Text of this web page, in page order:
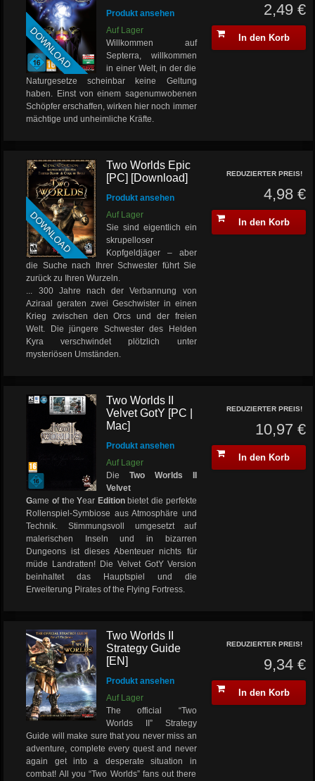
DOWNLOAD
Produkt ansehen
Auf Lager
Willkommen auf
Septerra, willkommen
in einer Welt, in der die
Naturgesetze scheinbar keine Geltung
haben. Einst von einem sagenumwobenen
Schöpfer erschaffen, wirken hier noch immer
mächtige und unheimliche Kräfte.
2,49 €
In den Korb
DOWNLOAD
Two Worlds Epic
[PC] [Download]
Produkt ansehen
Auf Lager
Sie sind eigentlich ein
skrupelloser
Kopfgeldjäger – aber
die Suche nach Ihrer Schwester führt Sie
zurück zu Ihren Wurzeln.
... 300 Jahre nach der Verbannung von
Aziraal geraten zwei Geschwister in einen
Krieg zwischen den Orcs und der freien
Welt. Die jüngere Schwester des Helden
Kyra verschwindet plötzlich unter
mysteriösen Umständen.
REDUZIERTER PREIS!
4,98 €
In den Korb
Two Worlds II
Velvet GotY [PC |
Mac]
Produkt ansehen
Auf Lager
DieTwo Worlds II
Velvet
Game of the Year Editionbietet die perfekte
Rollenspiel-Symbiose aus Atmosphäre und
Technik. Stimmungsvoll umgesetzt auf
malerischen Inseln und in bizarren
Dungeons ist dieses Abenteuer nichts für
müde Landratten! Die Velvet GotY Version
beinhaltet das Hauptspiel und die
Erweiterung Pirates of the Flying Fortress.
REDUZIERTER PREIS!
10,97 €
In den Korb
Two Worlds II
Strategy Guide
[EN]
Produkt ansehen
Auf Lager
The official “Two
Worlds II” Strategy
Guide will make sure that you never miss an
adventure, complete every quest and never
again get into a desperate situation in
combat! All you “Two Worlds” fans out there
REDUZIERTER PREIS!
9,34 €
In den Korb